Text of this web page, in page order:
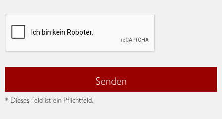
Senden
* Dieses Feld ist ein Pflichtfeld.